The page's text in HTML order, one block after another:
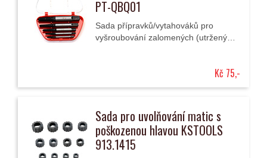
PT-QBQ01
Sada přípravků/vytahováků pro
vyšroubování zalomených (utržených
Kč 75,-
Sada pro uvolňování matic s
poškozenou hlavou KSTOOLS
913.1415